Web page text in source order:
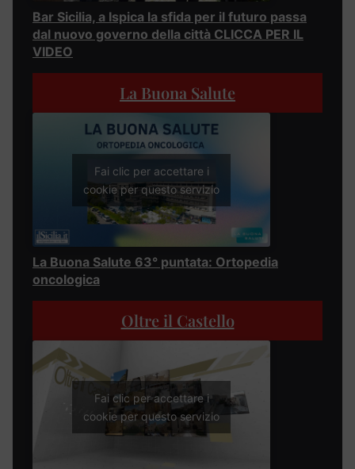
Bar Sicilia, a Ispica la sfida per il futuro passa
dal nuovo governo della città CLICCA PER IL
VIDEO
La Buona Salute
Fai clic per accettare i
cookie per questo servizio
La Buona Salute 63° puntata: Ortopedia
oncologica
Oltre il Castello
Fai clic per accettare i
cookie per questo servizio